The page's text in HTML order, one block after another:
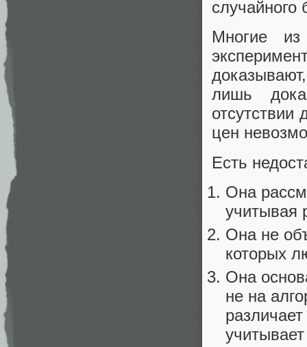
случайного
Многие из
лишь
цен
Есть
Она
учитывая
Она не
которых
Она
не на